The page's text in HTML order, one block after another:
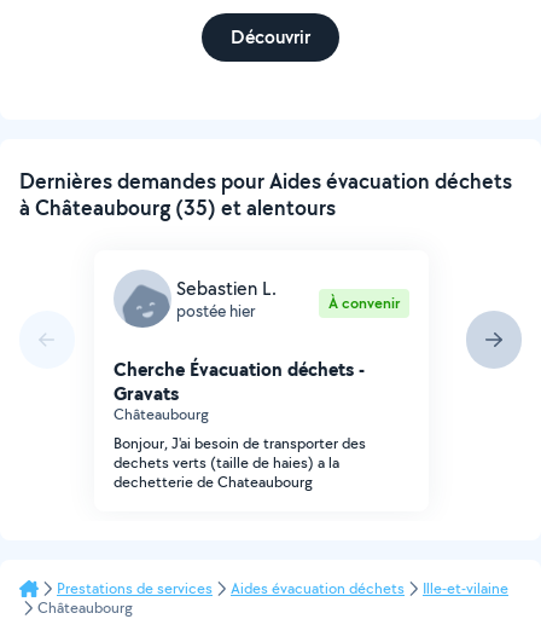
Découvrir
Dernières demandes pour Aides évacuation déchets
à Châteaubourg (35) et alentours
Sebastien L.
postée hier À convenir
Cherche Évacuation déchets -
Gravats
Châteaubourg
Bonjour, J'ai besoin de transporter des
dechets verts (taille de haies) a la
dechetterie de Chateaubourg
Prestations de services Aides évacuation déchets
Ille-et-vilaine
Châteaubourg